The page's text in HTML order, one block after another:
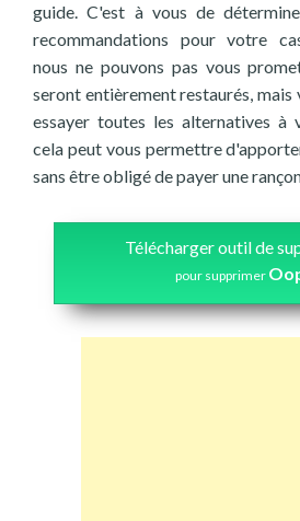
guide. C'est à vous de
recommandations pour votre
nous ne pouvons pas vous
seront entièrement restaurés,
essayer toutes les alternatives à
cela peut vous permettre
sans être obligé de payer une
Télécharger outil de
pour supprimer